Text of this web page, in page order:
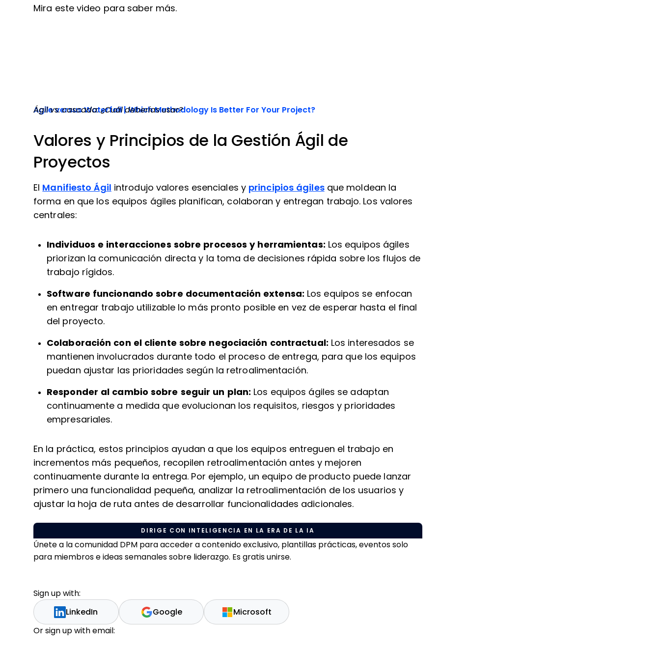
Mira este video para saber más.
Agile versus Waterfall | Which Methodology Is Better For Your Project?
Ágil vs. cascada: ¿Cuál deberías usar?
Valores y Principios de la Gestión Ágil de
Proyectos
El Manifiesto Ágil introdujo valores esenciales y principios ágilesque moldean la
forma en que los equipos ágiles planifican, colaboran y entregan trabajo. Los valores
centrales:
Individuos e interacciones sobre procesos y herramientas: Los equipos ágiles
priorizan la comunicación directa y la toma de decisiones rápida sobre los flujos de
trabajo rígidos.
Software funcionando sobre documentación extensa: Los equipos se enfocan
en entregar trabajo utilizable lo más pronto posible en vez de esperar hasta el final
del proyecto.
Colaboración con el cliente sobre negociación contractual: Los interesados se
mantienen involucrados durante todo el proceso de entrega, para que los equipos
puedan ajustar las prioridades según la retroalimentación.
Responder al cambio sobre seguir un plan: Los equipos ágiles se adaptan
continuamente a medida que evolucionan los requisitos, riesgos y prioridades
empresariales.
En la práctica, estos principios ayudan a que los equipos entreguen el trabajo en
incrementos más pequeños, recopilen retroalimentación antes y mejoren
continuamente durante la entrega. Por ejemplo, un equipo de producto puede lanzar
primero una funcionalidad pequeña, analizar la retroalimentación de los usuarios y
ajustar la hoja de ruta antes de desarrollar funcionalidades adicionales.
DIRIGE CON INTELIGENCIA EN LA ERA DE LA IA
Únete a la comunidad DPM para acceder a contenido exclusivo, plantillas prácticas, eventos solo
para miembros e ideas semanales sobre liderazgo. Es gratis unirse.
Sign up with:
LinkedIn Google Microsoft
Or sign up with email: